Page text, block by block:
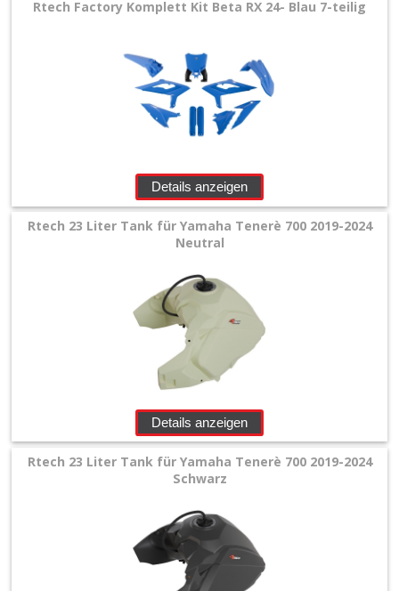
Rtech Factory Komplett Kit Beta RX 24- Blau 7-teilig
Details anzeigen
Rtech 23 Liter Tank für Yamaha Tenerè 700 2019-2024
Neutral
Details anzeigen
Rtech 23 Liter Tank für Yamaha Tenerè 700 2019-2024
Schwarz